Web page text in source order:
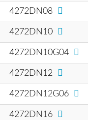
4272DN08
4272DN10
4272DN10G04
4272DN12
4272DN12G06
4272DN16